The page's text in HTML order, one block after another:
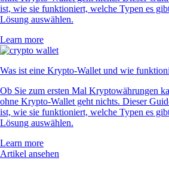
ist, wie sie funktioniert, welche Typen es
Lösung auswählen.
Learn more
Was ist eine Krypto-Wallet und wie
Ob Sie zum ersten Mal Kryptowährungen
ohne Krypto-Wallet geht nichts. Dieser
ist, wie sie funktioniert, welche Typen es
Lösung auswählen.
Learn more
Artikel ansehen